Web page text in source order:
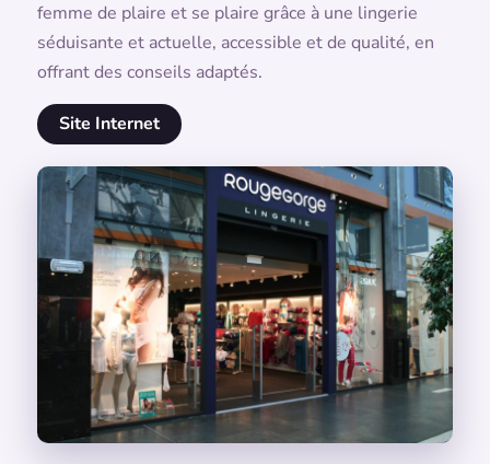
femme de plaire et se plaire grâce à une lingerie
séduisante et actuelle, accessible et de qualité, en
offrant des conseils adaptés.
Site Internet